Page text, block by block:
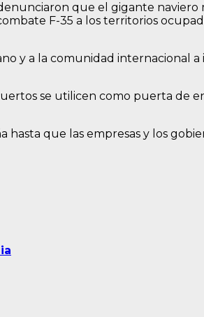
que el gigante
F-35 a los territorios
y a la comunidad internacional
se utilicen como puerta de
que las empresas y los